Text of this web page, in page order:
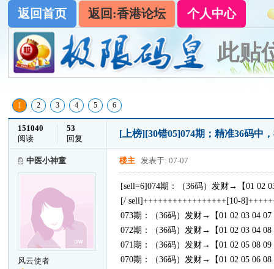
返回首页 返回:香港论坛 个人中心
此贴
1 2 3 4 5 6
151040
阅读
53
回复
[上榜][30错05]074期；精准36码中
中医小神童
风云使者
楼主 发表于: 07-07
[sell=6]074期：（36码）发财→【01 02
[/ sell]+++++++++++++++++[10-
073期：（36码）发财→【01 02 03 04 07
072期：（36码）发财→【01 02 03 04 08
071期：（36码）发财→【01 02 05 08 09
070期：（36码）发财→【01 02 05 06 08